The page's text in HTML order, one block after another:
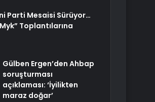
Parti Mesaisi Sürüyor…
Toplantılarına
Gülben Ergen’den Ahbap
soruşturması
açıklaması: ‘İyilikten
maraz doğar’